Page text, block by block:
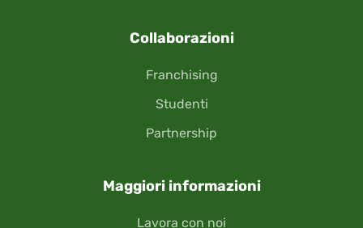
Collaborazioni
Franchising
Studenti
Partnership
Maggiori informazioni
Lavora con noi